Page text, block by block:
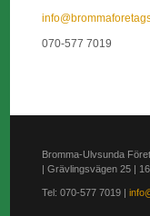
070-577 7019
Bromma-Ulvsunda
| Grävlingsvägen 25 |
Tel: 070-577 7019 |